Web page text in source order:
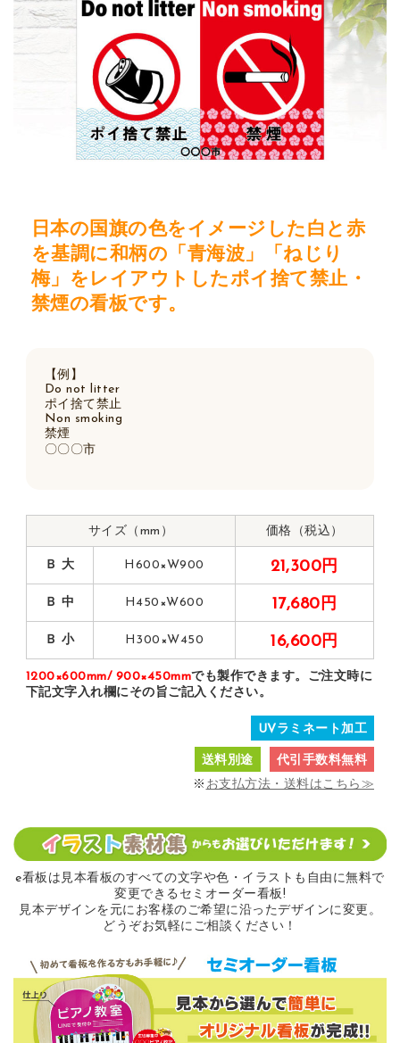
日本の国旗の色をイメージした白と赤
を基調に和柄の「青海波」「ねじり
梅」をレイアウトしたポイ捨て禁止・
禁煙の看板です。
【例】
Do not litter
ポイ捨て禁止
Non smoking
禁煙
〇〇〇市
サイズ（mm） 価格（税込）
Ｂ 大 H600×W900 21,300円
Ｂ 中 H450×W600 17,680円
Ｂ 小 H300×W450 16,600円
1200×600mm/ 900×450mmでも製作できます。ご注文時に
下記文字入れ欄にその旨ご記入ください。
UVラミネート加工
送料別途
代引手数料無料
※ お支払方法・送料はこちら≫
e看板は見本看板のすべての文字や色・イラストも自由に無料で
変更できるセミオーダー看板!
見本デザインを元にお客様のご希望に沿ったデザインに変更。
どうぞお気軽にご相談ください！